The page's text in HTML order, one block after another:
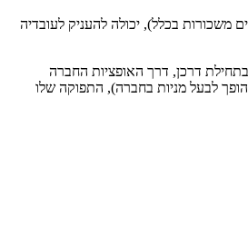
משכורות בכלל), יכולה להעניק לעובדיה
דרכן, דרך האופציות החברה
לבעל מניות בחברה), התפוקה שלו